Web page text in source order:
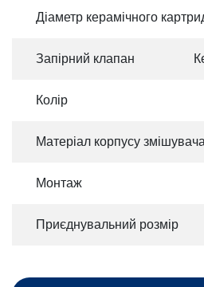
Діаметр керамічного
Запірний клапан
Колір
Матеріал корпусу
Монтаж
Приєднувальний розмір